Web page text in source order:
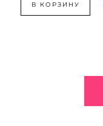
В КОРЗИНУ